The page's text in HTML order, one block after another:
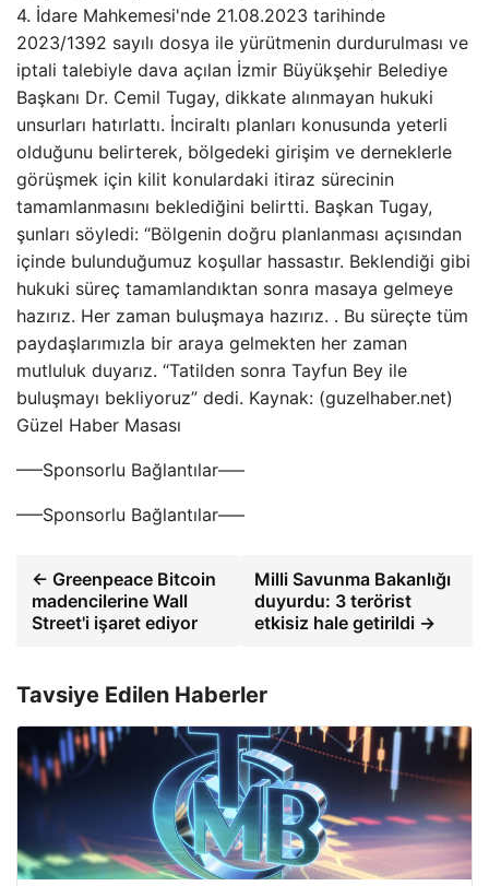
4. İdare Mahkemesi'nde 21.08.2023 tarihinde
2023/1392 sayılı dosya ile yürütmenin durdurulması ve
iptali talebiyle dava açılan İzmir Büyükşehir Belediye
Başkanı Dr. Cemil Tugay, dikkate alınmayan hukuki
unsurları hatırlattı. İnciraltı planları konusunda yeterli
olduğunu belirterek, bölgedeki girişim ve derneklerle
görüşmek için kilit konulardaki itiraz sürecinin
tamamlanmasını beklediğini belirtti. Başkan Tugay,
şunları söyledi: “Bölgenin doğru planlanması açısından
içinde bulunduğumuz koşullar hassastır. Beklendiği gibi
hukuki süreç tamamlandıktan sonra masaya gelmeye
hazırız. Her zaman buluşmaya hazırız. . Bu süreçte tüm
paydaşlarımızla bir araya gelmekten her zaman
mutluluk duyarız. “Tatilden sonra Tayfun Bey ile
buluşmayı bekliyoruz” dedi. Kaynak: (guzelhaber.net)
Güzel Haber Masası
—–Sponsorlu Bağlantılar—–
—–Sponsorlu Bağlantılar—–
← Greenpeace Bitcoin
madencilerine Wall
Street'i işaret ediyor
Milli Savunma Bakanlığı
duyurdu: 3 terörist
etkisiz hale getirildi →
Tavsiye Edilen Haberler